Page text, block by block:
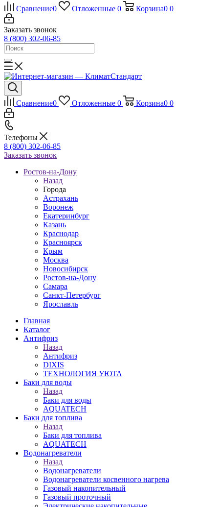
Сравнение0 Отложенные 0 Корзина0 0
Заказать звонок
8 (800) 302-06-85
Сравнение0 Отложенные 0 Корзина0 0
Телефоны
8 (800) 302-06-85
Заказать звонок
Ростов-на-Дону
Назад
Города
Астрахань
Воронеж
Екатеринбург
Казань
Краснодар
Красноярск
Крым
Москва
Новосибирск
Ростов-на-Дону
Самара
Санкт-Петербург
Ярославль
Главная
Каталог
Антифриз
Назад
Антифриз
DIXIS
ТЕХНОЛОГИЯ УЮТА
Баки для воды
Назад
Баки для воды
AQUATECH
Баки для топлива
Назад
Баки для топлива
AQUATECH
Водонагреватели
Назад
Водонагреватели
Водонагреватели косвенного нагрева
Газовый накопительный
Газовый проточный